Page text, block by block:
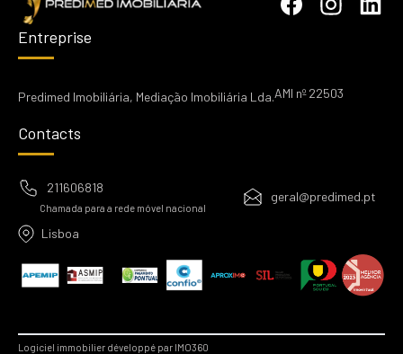
Entreprise
Predimed Imobiliária, Mediação Imobiliária Lda.AMI nº 22503
Contacts
211606818
Chamada para a rede móvel nacional
geral@predimed.pt
Lisboa
Logiciel immobilier développé par IMO360